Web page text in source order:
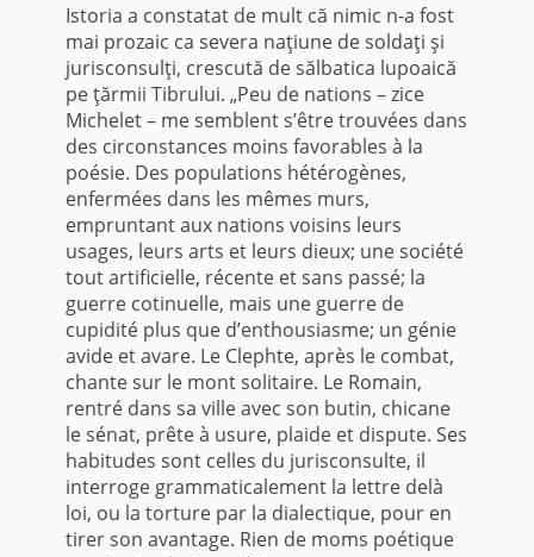
Istoria a constatat de mult că nimic n-a fost
mai prozaic ca severa naţiune de soldaţi şi
jurisconsulţi, crescută de sălbatica lupoaică
pe ţărmii Tibrului. „Peu de nations – zice
Michelet – me semblent s’être trouvées dans
des circonstances moins favorables à la
poésie. Des populations hétérogènes,
enfermées dans les mêmes murs,
empruntant aux nations voisins leurs
usages, leurs arts et leurs dieux; une société
tout artificielle, récente et sans passé; la
guerre cotinuelle, mais une guerre de
cupidité plus que d’enthousiasme; un génie
avide et avare. Le Clephte, après le combat,
chante sur le mont solitaire. Le Romain,
rentré dans sa ville avec son butin, chicane
le sénat, prête à usure, plaide et dispute. Ses
habitudes sont celles du jurisconsulte, il
interroge grammaticalement la lettre delà
loi, ou la torture par la dialectique, pour en
tirer son avantage. Rien de moms poétique